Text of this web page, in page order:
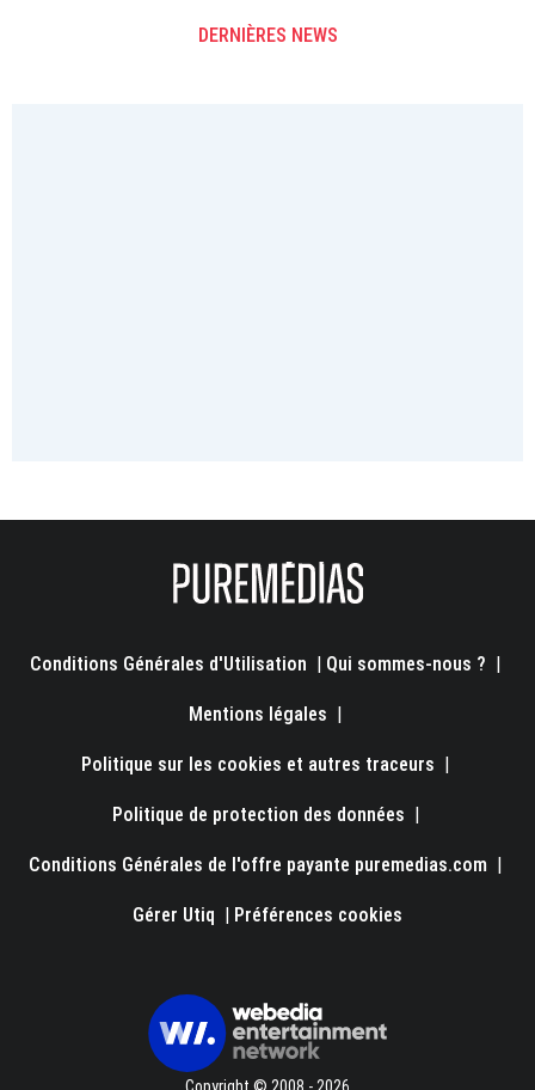
DERNIÈRES NEWS
Conditions Générales d'Utilisation | Qui sommes-nous ? |
Mentions légales |
Politique sur les cookies et autres traceurs |
Politique de protection des données |
Conditions Générales de l'offre payante puremedias.com |
Gérer Utiq | Préférences cookies
Copyright © 2008 - 2026